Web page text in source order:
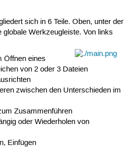
sich in 6 Teile. Oben, unter der
Werkzeugleiste. Von links
Öffnen eines
von 2 oder 3 Dateien
zwischen den Unterschieden im
Zusammenführen
oder Wiederholen von
Einfügen